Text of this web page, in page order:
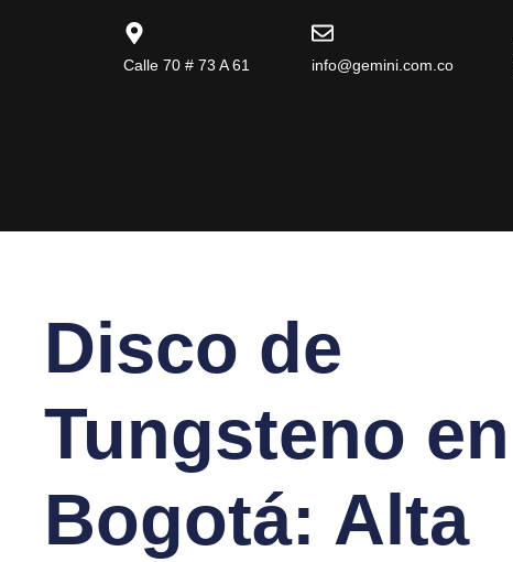
Calle 70 # 73 A 61 info@gemini.com.co
Disco de
Tungsteno en
Bogotá: Alta